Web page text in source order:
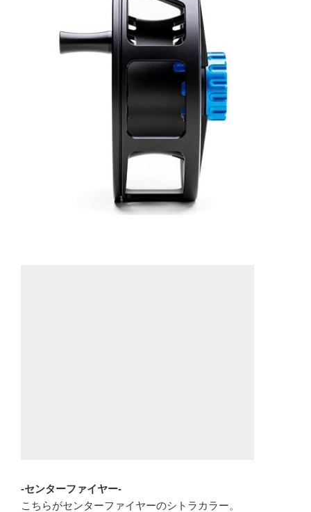
-センターファイヤー-
こちらがセンターファイヤーのシトラカラー。